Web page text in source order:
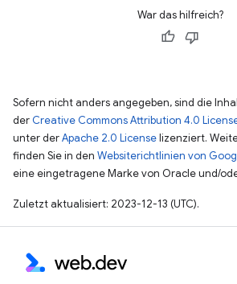
War das hilfreich?
Sofern nicht anders angegeben, sind die
der Creative Commons Attribution 4.0
unter derApache 2.0 Licenselizenziert.
finden Sie in den Websiterichtlinien von
eine eingetragene Marke von Oracle und/
Zuletzt aktualisiert: 2023-12-13 (UTC).